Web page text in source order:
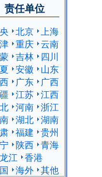
责任单位
北京
上海
重庆 云南
吉林
四川
安徽
山东
广东
广西
江苏 江西
河南 浙江
湖北 湖南
福建 贵州
陕西 青海
江 香港
海外 其他